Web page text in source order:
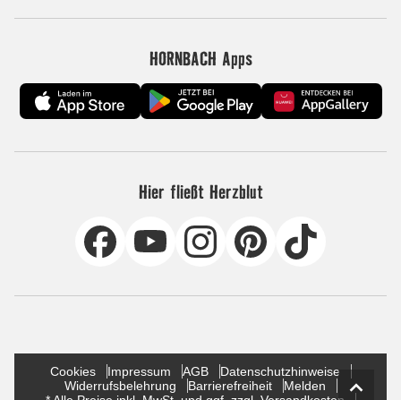
HORNBACH Apps
Hier fließt Herzblut
Cookies Impressum AGB
Datenschutzhinweise
Widerrufsbelehrung
Barrierefreiheit
Melden